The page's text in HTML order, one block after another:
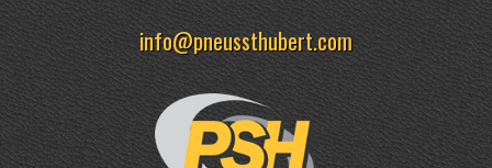
info@pneussthubert.com